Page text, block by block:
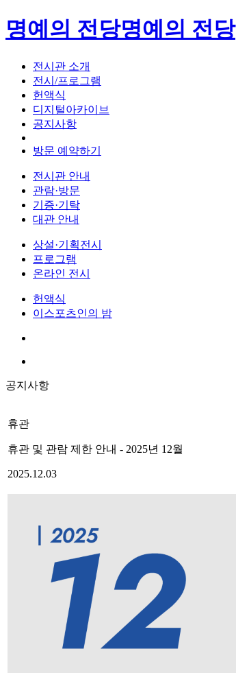
명예의 전당명예의 전당
전시관 소개
전시/프로그램
헌액식
디지털아카이브
공지사항
방문 예약하기
전시관 안내
관람·방문
기증·기탁
대관 안내
상설·기획전시
프로그램
온라인 전시
헌액식
이스포츠인의 밤
공지사항
휴관
휴관 및 관람 제한 안내 - 2025년 12월
2025.12.03